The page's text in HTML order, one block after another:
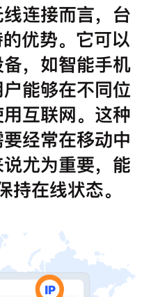
连接而言，台
优势。它可以
，如智能手机
能够在不同位
互联网。这种
经常在移动中
尤为重要，能
在线状态。